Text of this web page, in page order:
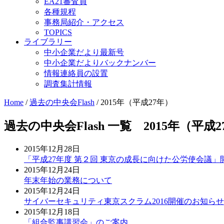
各種規程
事務局紹介・アクセス
TOPICS
ライブラリー
中小企業だより最新号
中小企業だよりバックナンバー
情報連絡員の設置
調査集計情報
Home /過去の中央会Flash / 2015年（平成27年）
過去の中央会Flash 一覧 2015年（平成27
2015年12月28日
「平成27年度 第２回 東京の成長に向けた公労使会議」
2015年12月24日
年末年始の業務について
2015年12月24日
サイバーセキュリティ東京スクラム2016開催のお知らせ
2015年12月18日